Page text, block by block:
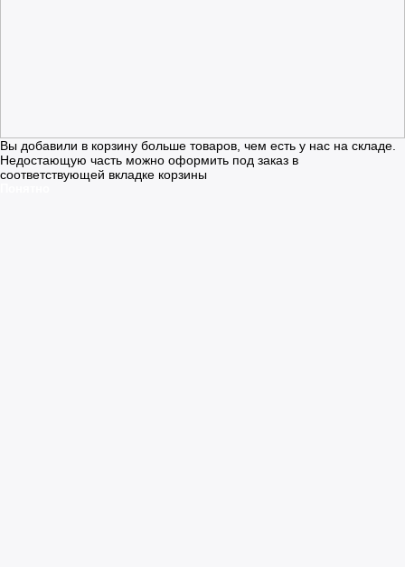
Вы добавили в корзину больше товаров, чем есть у нас на складе.
Недостающую часть можно оформить под заказ в
соответствующей вкладке корзины